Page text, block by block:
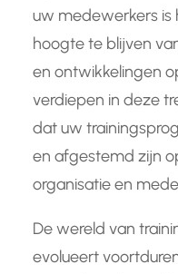
uw medewerkers
hoogte te blijven
en ontwikkelingen
verdiepen in deze
dat uw
en afgestemd zijn
organisatie en
De wereld van
evolueert